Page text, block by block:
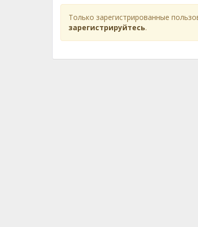
Только зарегистрированные
зарегистрируйтесь.